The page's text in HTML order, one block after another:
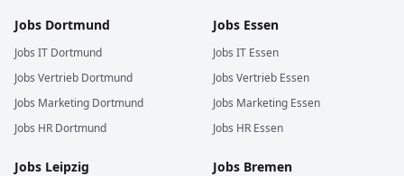
Jobs Dortmund
Jobs IT Dortmund
Jobs Vertrieb Dortmund
Jobs Marketing Dortmund
Jobs HR Dortmund
Jobs Essen
Jobs IT Essen
Jobs Vertrieb Essen
Jobs Marketing Essen
Jobs HR Essen
Jobs Leipzig Jobs Bremen